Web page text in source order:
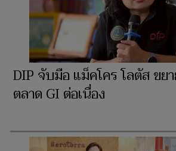
DIP จับมือ แม็คโคร โลตัส ขย
ตลาด GI ต่อเนื่อง